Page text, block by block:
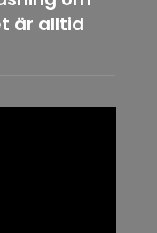
är alltid